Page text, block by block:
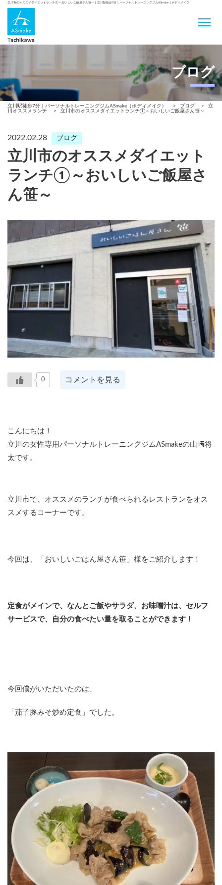
立川市のオススメダイエットランチ①～おいしいご飯屋さん笹～ | 立川駅徒歩7分｜パーソナルトレーニングジムASmake（ボディメイク）
ブログ
立川駅徒歩7分｜パーソナルトレーニングジムASmake（ボディメイク） > ブログ >
立
川オススメランチ
> 立川市のオススメダイエットランチ①～おいしいご飯屋さん笹～
2022.02.28 ブログ
立川市のオススメダイエット
ランチ①～おいしいご飯屋さ
ん笹～
0 コメントを見る
こんにちは！
立川の女性専用パーソナルトレーニングジムASmakeの山﨑将
太です。
立川市で、オススメのランチが食べられるレストランをオス
スメするコーナーです。
今回は、「おいしいごはん屋さん笹」様をご紹介します！
定食がメインで、なんとご飯やサラダ、お味噌汁は、セルフ
サービスで、自分の食べたい量を取ることができます！
今回僕がいただいたのは、
「茄子豚みそ炒め定食」でした。